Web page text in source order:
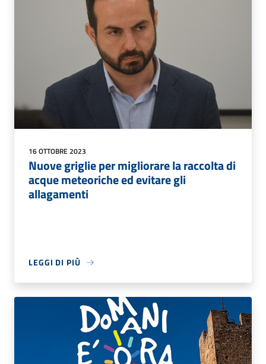
16 OTTOBRE 2023
Nuove griglie per migliorare la raccolta di
acque meteoriche ed evitare gli
allagamenti
LEGGI DI PIÙ